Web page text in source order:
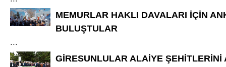
MEMURLAR HAKLI DAVALARI İÇİN
BULUŞTULAR
...
GİRESUNLULAR ALAİYE ŞEHİTLERİNİ